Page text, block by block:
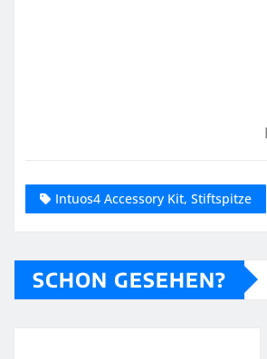
Intuos4 Accessory Kit, Stiftspitze
SCHON GESEHEN?